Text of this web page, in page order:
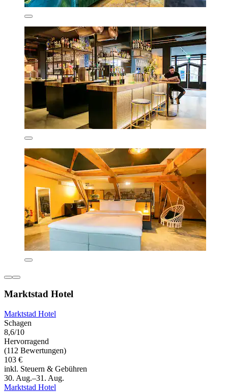
Marktstad Hotel
Marktstad Hotel
Schagen
8,6/10
Hervorragend
(112 Bewertungen)
103 €
inkl. Steuern & Gebühren
30. Aug.–31. Aug.
Marktstad Hotel